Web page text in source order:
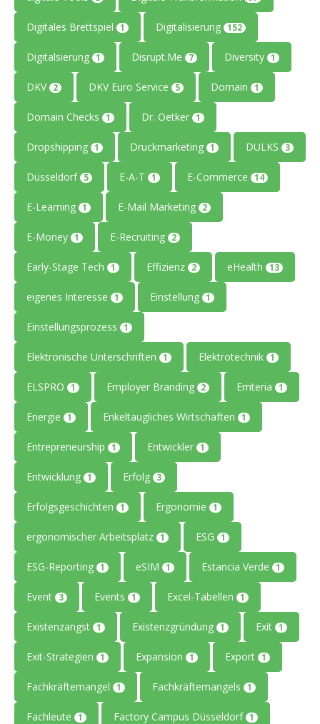
Digitales Brettspiel 1 Digitalisierung 152
Digitalsierung 1 Disrupt.Me 7 Diversity 1
DKV 2 DKV Euro Service 5 Domain 1
Domain Checks 1 Dr. Oetker 1
Dropshipping 1 Druckmarketing 1 DULKS 3
Düsseldorf 5 E-A-T 1 E-Commerce 14
E-Learning 1 E-Mail Marketing 2
E-Money 1 E-Recruiting 2
Early-Stage Tech 1 Effizienz 2 eHealth 13
eigenes Interesse 1 Einstellung 1
Einstellungsprozess 1
Elektronische Unterschriften 1 Elektrotechnik 1
ELSPRO 1 Employer Branding 2 Emteria 1
Energie 1 Enkeltaugliches Wirtschaften 1
Entrepreneurship 1 Entwickler 1
Entwicklung 1 Erfolg 3
Erfolgsgeschichten 1 Ergonomie 1
ergonomischer Arbeitsplatz 1 ESG 1
ESG-Reporting 1 eSIM 1 Estancia Verde 1
Event 3 Events 1 Excel-Tabellen 1
Existenzangst 1 Existenzgründung 1 Exit 1
Exit-Strategien 1 Expansion 1 Export 1
Fachkräftemangel 1 Fachkräftemangels 1
Fachleute 1 Factory Campus Düsseldorf 1